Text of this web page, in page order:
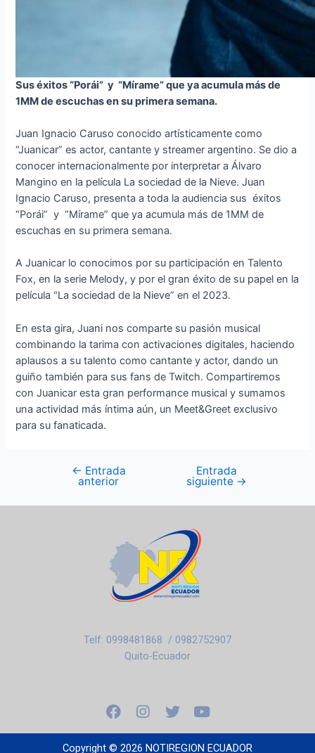
Sus éxitos “Porái” y “Mírame” que ya acumula más de
1MM de escuchas en su primera semana.
Juan Ignacio Caruso conocido artísticamente como
“Juanicar” es actor, cantante y streamer argentino. Se dio a
conocer internacionalmente por interpretar a Álvaro
Mangino en la película La sociedad de la Nieve. Juan
Ignacio Caruso, presenta a toda la audiencia sus éxitos
“Porái” y “Mírame” que ya acumula más de 1MM de
escuchas en su primera semana.
A Juanicar lo conocimos por su participación en Talento
Fox, en la serie Melody, y por el gran éxito de su papel en la
película “La sociedad de la Nieve” en el 2023.
En esta gira, Juani nos comparte su pasión musical
combinando la tarima con activaciones digitales, haciendo
aplausos a su talento como cantante y actor, dando un
guiño también para sus fans de Twitch. Compartiremos
con Juanicar esta gran performance musical y sumamos
una actividad más íntima aún, un Meet&Greet exclusivo
para su fanaticada.
← Entrada
anterior
Entrada
siguiente →
Telf: 0998481868 / 0982752907
Quito-Ecuador
F
a
c
e
I
n
s
t
T
w
i
t
Y
o
u
t
Copyright © 2026 NOTIREGION ECUADOR